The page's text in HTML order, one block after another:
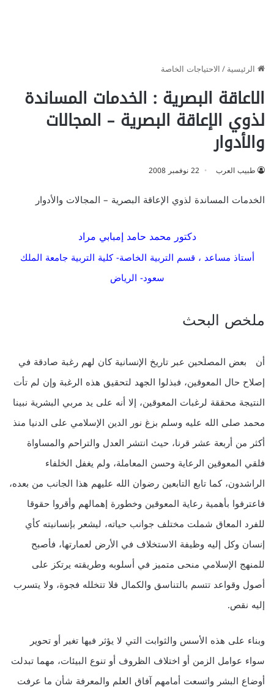
الرئيسية/الاحتياجات الخاصة
الاعاقة البصرية : الخدمات المساندة
لذوي الإعاقة البصرية – المجالات
والأدوار
طبيب العرب 22 نوفمبر 2008
الخدمات المساندة لذوي الإعاقة البصرية – المجالات والأدوار
دكتور محمد حامد إمبابي مراد
أستاذ مساعد ، قسم التربية الخاصة- كلية التربية جامعة الملك
سعود- الرياض
ملخص البحث
أن بعض المصلحين عبر تاريخ الإنسانية كان لهم رغبة صادقة في
إصلاح حال المعوقين، فبذلوا الجهد لتحقيق هذه الرغبة وإن لم تأت
النتيجة محققة لرغبات المعوقين، إلا أنه على يد مربي البشرية نبينا
محمد صلى الله عليه وسلم بزغ نور الدين الإسلامي على الدنيا منذ
أكثر من أربعة عشر قرنا، حيث انتشر العدل والتراحم والمساواة
فلقي المعوقين الرعاية وحسن المعاملة، ولم يغفل الخلفاء
الراشدون، كما تابع التابعين رضوان الله عليهم هذا الجانب من بعده،
فاعترفوا بأهمية رعاية المعوقين وخطورة إهمالهم وأقروا حقوقا
للفرد المعاق شملت مختلف جوانب حياته، ليشعر بإنسانيته كأي
إنسان وكل إليه وظيفة الاستخلاف في الأرض لعمارتها، فأصبح
للمنهج الإسلامي منحى متميز في أسلوبه وطريقته يرتكز على
أصول وقواعد تتسم بالتناسق والكمال فلا تتخلله فجوة، ولا يتسرب
إليه نقص.
وبناء على هذه الأسس والثوابت التي لا يؤثر فيها تغير أو تحوير
سواء عوامل الزمن أو اختلاف الظروف أو تنوع البيئات، مهما تبدلت
أوضاع البشر واتسعت أمامهم آفاق العلم والمعرفة شأن ما عرفت